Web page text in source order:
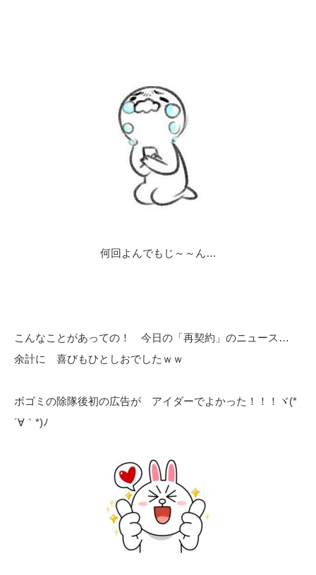
何回よんでもじ～～ん…
こんなことがあっての！ 今日の「再契約」のニュース…
余計に 喜びもひとしおでしたｗｗ
ボゴミの除隊後初の広告が アイダーでよかった！！！ヾ(*
´∀｀*)ﾉ